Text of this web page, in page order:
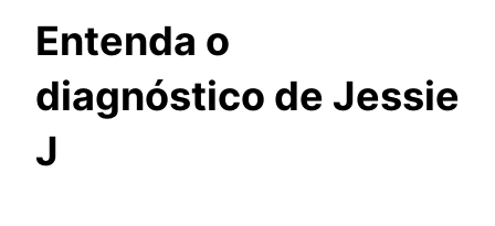
Entenda o
diagnóstico de Jessie
J